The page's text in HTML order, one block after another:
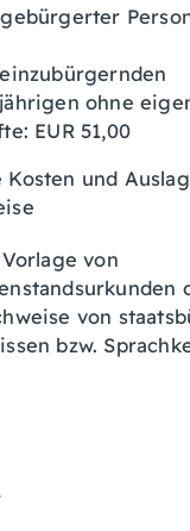
ohne
EUR 51,00
Kosten und
von
von
bzw.